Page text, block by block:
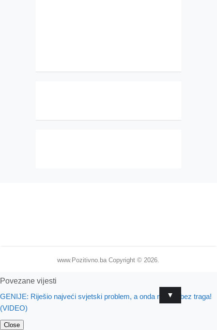
www.Pozitivno.ba Copyright © 2026.
▼
Povezane vijesti
GENIJE: Riješio najveći svjetski problem, a onda nestao bez traga!
(VIDEO)
Close